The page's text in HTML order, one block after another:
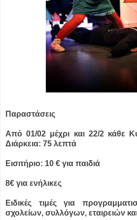
Παραστάσεις
Από 01/02 μέχρι και 22/2 κάθε
Διάρκεια: 75 λεπτά
Εισιτήριο: 10 € για παιδιά
8€ για ενήλικες
Ειδικές τιμές για
σχολείων, συλλόγων, εταιρειών